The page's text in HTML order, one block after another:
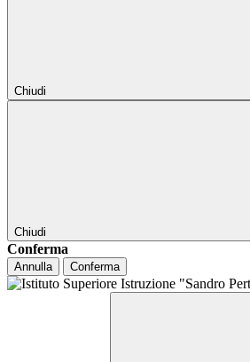
Chiudi
Chiudi
Conferma
Annulla Conferma